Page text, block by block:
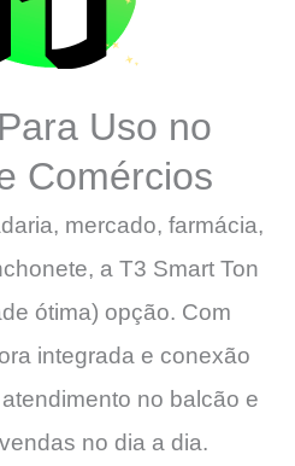
Uso no
Comércios
mercado, farmácia,
a T3 Smart Ton
ótima) opção. Com
integrada e conexão
no balcão e
no dia a dia.